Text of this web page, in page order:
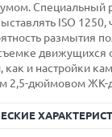
Специальный
ISO 1250,
размытия
движущихся
и настройки
2,5-дюймовом ЖК-